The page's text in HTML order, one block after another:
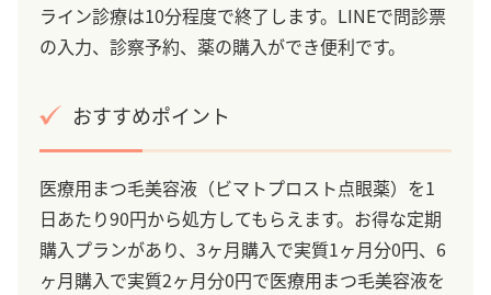
ライン診療は10分程度で終了します。LINEで問診票
の入力、診察予約、薬の購入ができ便利です。
おすすめポイント
医療用まつ毛美容液（ビマトプロスト点眼薬）を1
日あたり90円から処方してもらえます。お得な定期
購入プランがあり、3ヶ月購入で実質1ヶ月分0円、6
ヶ月購入で実質2ヶ月分0円で医療用まつ毛美容液を